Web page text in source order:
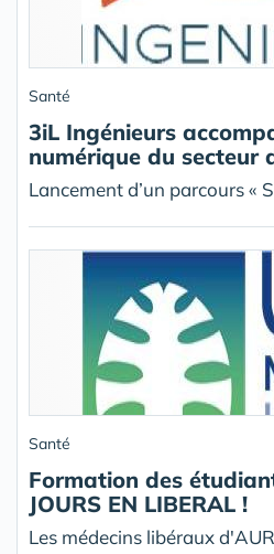
Santé
3iL Ingénieurs
numérique du secteur
Lancement d’un parcours «
Santé
Formation des
JOURS EN LIBERAL !
Les médecins libéraux